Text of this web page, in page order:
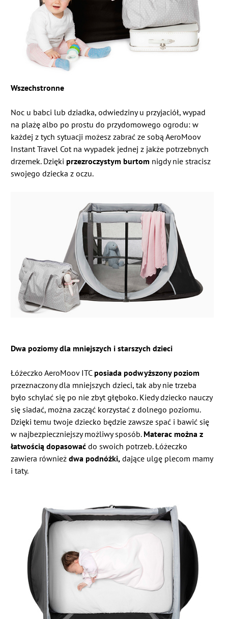
Wszechstronne
Noc u babci lub dziadka, odwiedziny u przyjaciół, wypad
na plażę albo po prostu do przydomowego ogrodu: w
każdej z tych sytuacji możesz zabrać ze sobą AeroMoov
Instant Travel Cot na wypadek jednej z jakże potrzebnych
drzemek. Dzięki przezroczystym burtom nigdy nie stracisz
swojego dziecka z oczu.
Dwa poziomy dla mniejszych i starszych dzieci
Łóżeczko AeroMoov ITCposiada podwyższony poziom
przeznaczony dla mniejszych dzieci, tak aby nie trzeba
było schylać się po nie zbyt głęboko. Kiedy dziecko nauczy
się siadać, można zacząć korzystać z dolnego poziomu.
Dzięki temu twoje dziecko będzie zawsze spać i bawić się
w najbezpieczniejszy możliwy sposób. Materac można z
łatwością dopasować do swoich potrzeb.Łóżeczko
zawiera równieżdwa podnóżki, dające ulgę plecom mamy
i taty.